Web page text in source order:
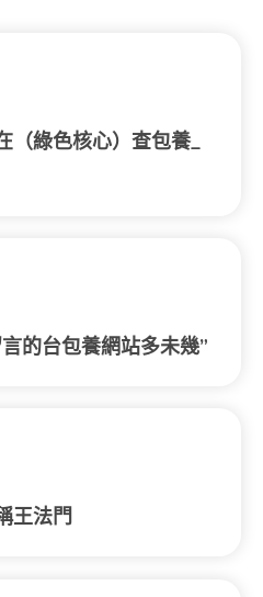
（綠色核心）查包養_
的台包養網站多未幾”
王法門